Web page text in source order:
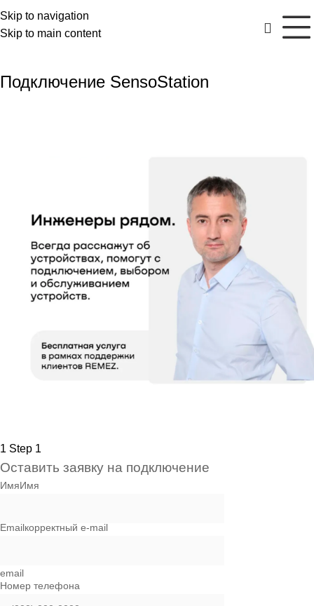
Skip to navigation
Skip to main content
Подключение SensoStation
1 Step 1
Оставить заявку на подключение
ИмяИмя
Emailкорректный e-mail
email
Номер телефона